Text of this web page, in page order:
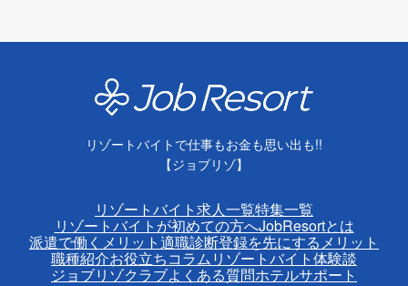
リゾートバイトで仕事もお金も思い出も!!
【ジョブリゾ】
リゾートバイト求人一覧特集一覧
リゾートバイトが初めての方へJobResortとは
派遣で働くメリット適職診断登録を先にするメリット
職種紹介お役立ちコラム リゾートバイト体験談
ジョブリゾクラブよくある質問ホテルサポート